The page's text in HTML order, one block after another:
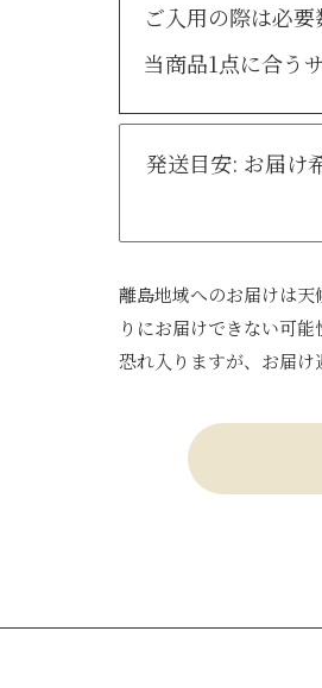
ご入用の際は必要
当商品1点に合う
発送目安: お届け
離島地域へのお届けは
りにお届けできない可能
恐れ入りますが、お届け